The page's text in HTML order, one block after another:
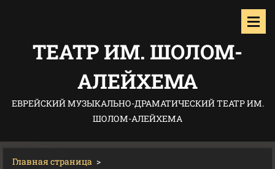
ТЕАТР ИМ. ШОЛОМ-
АЛЕЙХЕМА
ЕВРЕЙСКИЙ МУЗЫКАЛЬНО-ДРАМАТИЧЕСКИЙ ТЕАТР ИМ.
ШОЛОМ-АЛЕЙХЕМА
Главная страница >